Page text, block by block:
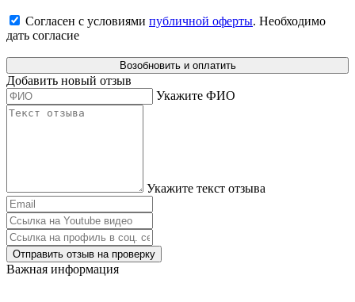
Согласен с условиями публичной оферты. Необходимо
дать согласие
Возобновить и оплатить
Добавить новый отзыв
Укажите ФИО
Укажите текст отзыва
Отправить отзыв на проверку
Важная информация